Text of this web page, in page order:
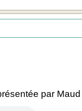
par Maud